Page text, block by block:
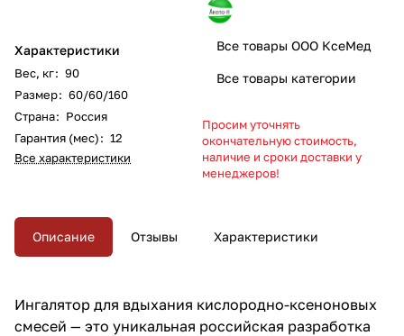
Характеристики
Вес, кг: 90
Размер: 60/60/160
Страна: Россия
Гарантия (мес): 12
Все характеристики
Все товары ООО КсеМед
Все товары категории
Просим уточнять
окончательную стоимость,
наличие и сроки доставки у
менеджеров!
Описание Отзывы Характеристики
Ингалятор для вдыхания кислородно-ксеноновых
смесей — это уникальная российская разработка